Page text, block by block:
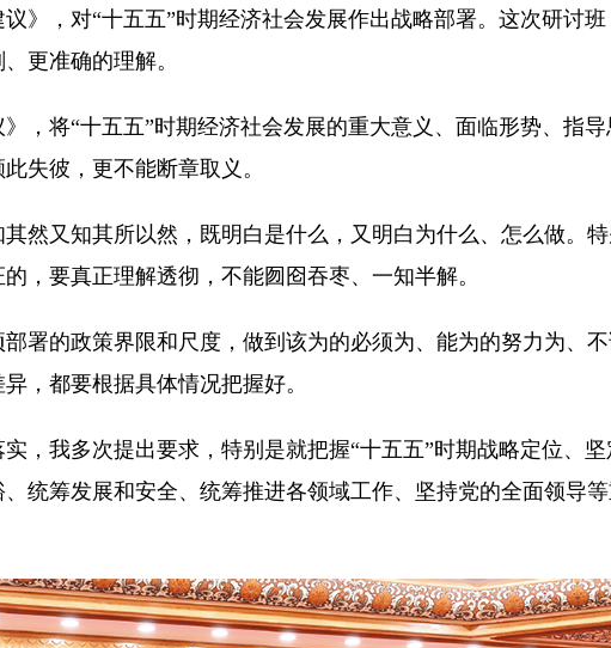
，对“十五五”时期经济社会发展作出战略部署。这次研讨班
更准确的理解。
将“十五五”时期经济社会发展的重大意义、面临形势、指导
失彼，更不能断章取义。
又知其所以然，既明白是什么，又明白为什么、怎么做。特
，要真正理解透彻，不能囫囵吞枣、一知半解。
的政策界限和尺度，做到该为的必须为、能为的努力为、不
，都要根据具体情况把握好。
我多次提出要求，特别是就把握“十五五”时期战略定位、坚
统筹发展和安全、统筹推进各领域工作、坚持党的全面领导